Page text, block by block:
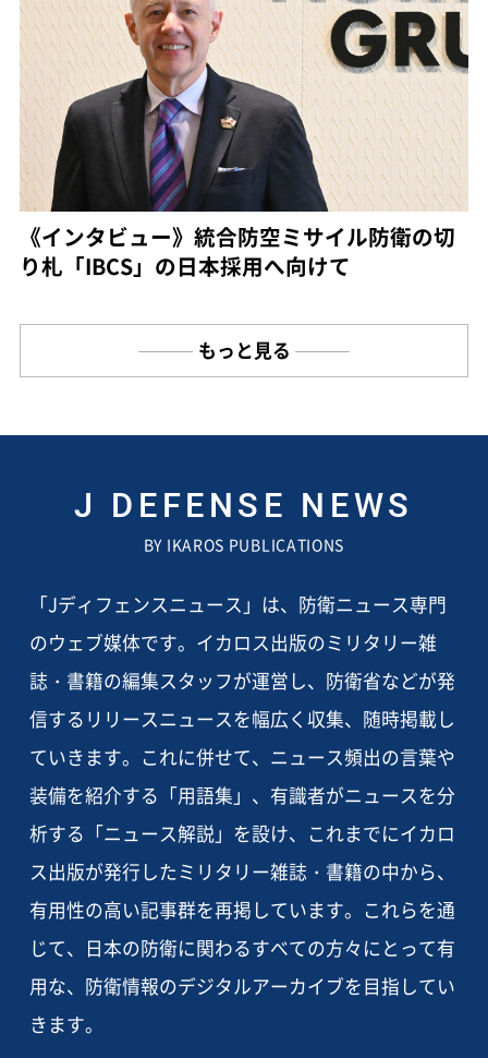
《インタビュー》統合防空ミサイル防衛の切
り札「IBCS」の日本採用へ向けて
もっと見る
J DEFENSE NEWS
BY IKAROS PUBLICATIONS
「Jディフェンスニュース」は、防衛ニュース専門
のウェブ媒体です。イカロス出版のミリタリー雑
誌・書籍の編集スタッフが運営し、防衛省などが発
信するリリースニュースを幅広く収集、随時掲載し
ていきます。これに併せて、ニュース頻出の言葉や
装備を紹介する「用語集」、有識者がニュースを分
析する「ニュース解説」を設け、これまでにイカロ
ス出版が発行したミリタリー雑誌・書籍の中から、
有用性の高い記事群を再掲しています。これらを通
じて、日本の防衛に関わるすべての方々にとって有
用な、防衛情報のデジタルアーカイブを目指してい
きます。